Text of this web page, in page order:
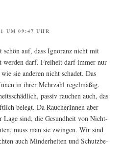
UM 09:47 UHR
schön auf, dass Igno­ranz nicht mit
wer­den darf. Frei­heit darf immer nur
sie ande­ren nicht scha­det. Das
in ihrer Mehr­zahl regel­mä­ßig.
pas­siv rau­chen auch, das
belegt. Da Rau­che­rIn­nen aber
Lage sind, die Gesund­heit von Nicht­
muss man sie zwin­gen. Wir sind
auch Min­der­hei­ten und Schutz­be­